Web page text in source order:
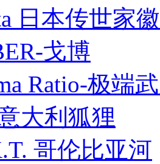
日本传世家徽
戈博
Ratio-极端
大利狐狸
哥伦比亚河